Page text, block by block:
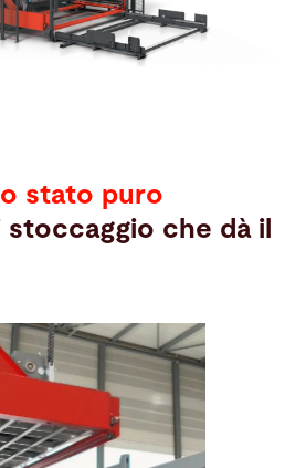
stato puro
che dà il